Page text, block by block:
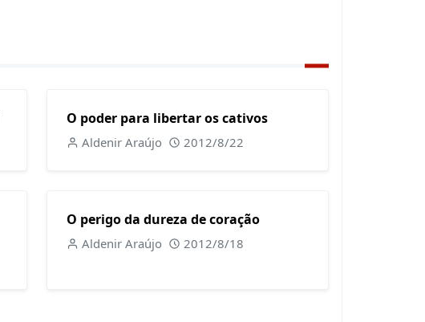
O poder para libertar os cativos
Aldenir Araújo 2012/8/22
O perigo da dureza de coração
Aldenir Araújo 2012/8/18